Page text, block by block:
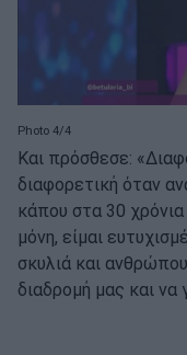
Photo 4/4
Και πρόσθεσε:
διαφορετική όταν
κάπου στα 30
μόνη, είμαι
σκυλιά και
διαδρομή μας και να